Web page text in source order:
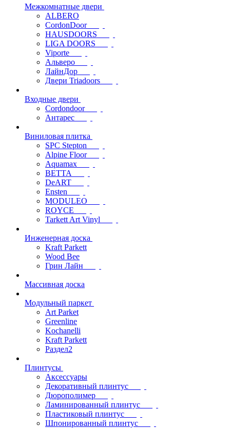
Межкомнатные двери
ALBERO
CordonDoor
HAUSDOORS
LIGA DOORS
Viporte
Альверо
ЛайнДор
Двери Triadoors
Входные двери
Cordondoor
Антарес
Виниловая плитка
SPC Stepton
Alpine Floor
Aquamax
BETTA
DeART
Ensten
MODULEO
ROYCE
Tarkett Art Vinyl
Инженерная доска
Kraft Parkett
Wood Bee
Грин Лайн
Массивная доска
Модульный паркет
Art Parket
Greenline
Kochanelli
Kraft Parkett
Раздел2
Плинтусы
Аксессуары
Декоративный плинтус
Дюрополимер
Ламинированный плинтус
Пластиковый плинтус
Шпонированный плинтус